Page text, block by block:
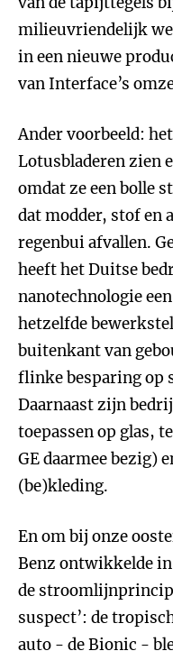
milieuvriendelijk
in een nieuwe
van Interface’s
Ander voorbeeld:
Lotusbladeren zien
omdat ze een bolle
dat modder, stof en
regenbui afvallen.
heeft het Duitse
nanotechnologie
hetzelfde
buitenkant van
flinke besparing op
Daarnaast zijn
toepassen op glas,
GE daarmee bezig)
(be)kleding.
En om bij onze
Benz ontwikkelde in
de
suspect’: de
auto - de Bionic -